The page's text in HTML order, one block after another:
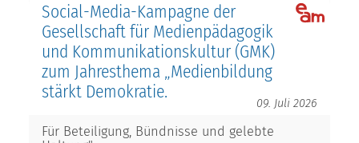
Social-Media-Kampagne der
Gesellschaft für Medienpädagogik
und Kommunikationskultur (GMK)
zum Jahresthema „Medienbildung
stärkt Demokratie.
09. Juli 2026
Für Beteiligung, Bündnisse und gelebte